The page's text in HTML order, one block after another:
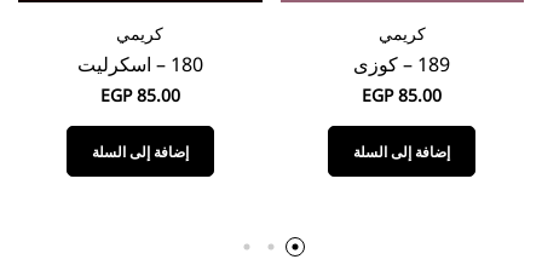
كريمي
189 – كوزى
EGP85.00
إضافة إلى السلة
كريمي
180 – اسكرليت
EGP85.00
إضافة إلى السلة